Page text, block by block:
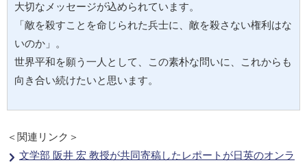
大切なメッセージが込められています。
「敵を殺すことを命じられた兵士に、敵を殺さない権利はな
いのか」。
世界平和を願う一人として、この素朴な問いに、これからも
向き合い続けたいと思います。
＜関連リンク＞
文学部 阪井 宏 教授が共同寄稿したレポートが日英のオンラ